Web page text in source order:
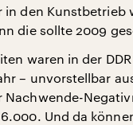
in den Kunstbetrieb
die sollte 2009
waren in der
– unvorstellbar
Nachwende-
Und da